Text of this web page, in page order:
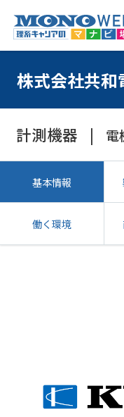
株式会社共和
計測機器 電
基本情報
働く環境